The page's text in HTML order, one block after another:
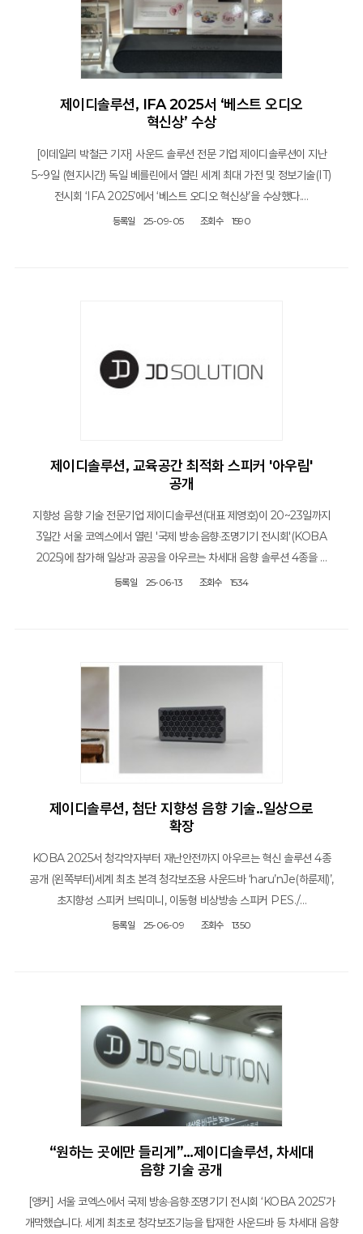
제이디솔루션, IFA 2025서 ‘베스트 오디오
혁신상’ 수상
[이데일리 박철근 기자] 사운드 솔루션 전문 기업 제이디솔루션이 지난
5~9일 (현지시간) 독일 베를린에서 열린 세계 최대 가전 및 정보기술(IT)
전시회 ‘IFA 2025’에서 ‘베스트 오디오 혁신상’을 수상했다.…
등록일 25-09-05 조회수 1590
제이디솔루션, 교육공간 최적화 스피커 '아우림'
공개
지향성 음향 기술 전문기업 제이디솔루션(대표 제영호)이 20~23일까지
3일간 서울 코엑스에서 열린 '국제 방송·음향·조명기기 전시회'(KOBA
2025)에 참가해 일상과 공공을 아우르는 차세대 음향 솔루션 4종을 …
등록일 25-06-13 조회수 1534
제이디솔루션, 첨단 지향성 음향 기술..일상으로
확장
KOBA 2025서 청각약자부터 재난안전까지 아우르는 혁신 솔루션 4종
공개 (왼쪽부터)세계 최초 본격 청각보조용 사운드바 ‘haru’nJe(하룬제)’,
초지향성 스피커 브릭미니, 이동형 비상방송 스피커 PES./…
등록일 25-06-09 조회수 1350
“원하는 곳에만 들리게”…제이디솔루션, 차세대
음향 기술 공개
[앵커] 서울 코엑스에서 국제 방송·음향·조명기기 전시회 ‘KOBA 2025’가
개막했습니다. 세계 최초로 청각보조기능을 탑재한 사운드바 등 차세대 음향